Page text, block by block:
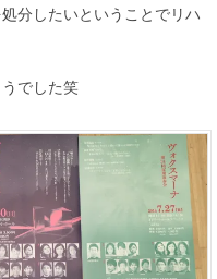
分したいということでリハ
でした笑